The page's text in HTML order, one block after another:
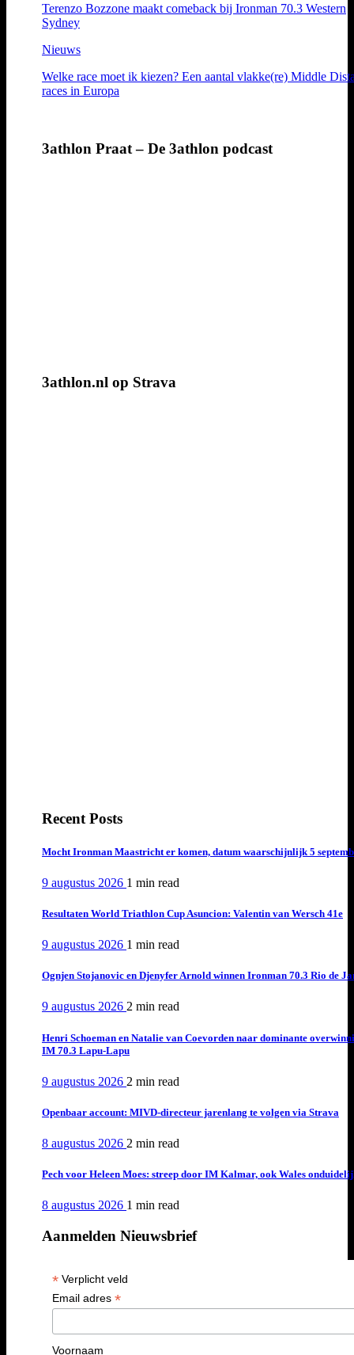
Terenzo Bozzone maakt comeback bij Ironman 70.3 Western
Sydney
Nieuws
Welke race moet ik kiezen? Een aantal vlakke(re) Middle
races in Europa
3athlon Praat – De 3athlon podcast
3athlon.nl op Strava
Recent Posts
Mocht Ironman Maastricht er komen, datum waarschijnlijk 5
9 augustus 2026 1 min read
Resultaten World Triathlon Cup Asuncion: Valentin van Wersch 41e
9 augustus 2026 1 min read
Ognjen Stojanovic en Djenyfer Arnold winnen Ironman 70.3 Rio de
9 augustus 2026 2 min read
Henri Schoeman en Natalie van Coevorden naar dominante
IM 70.3 Lapu-Lapu
9 augustus 2026 2 min read
Openbaar account: MIVD-directeur jarenlang te volgen via Strava
8 augustus 2026 2 min read
Pech voor Heleen Moes: streep door IM Kalmar, ook Wales
8 augustus 2026 1 min read
Aanmelden Nieuwsbrief
*Verplicht veld
Email adres *
Voornaam